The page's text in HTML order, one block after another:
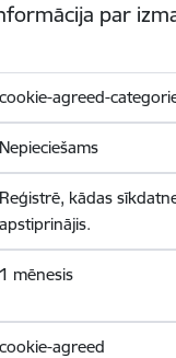
par
cookie-agreed-
Nepieciešams
Reģistrē, kādas
apstiprinājis.
1 mēnesis
cookie-agreed